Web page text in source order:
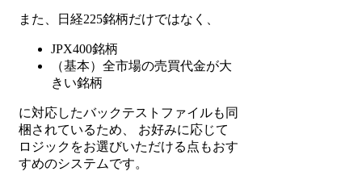
また、日経225銘柄だけではなく、
JPX400銘柄
（基本）全市場の売買代金が大
きい銘柄
に対応したバックテストファイルも同
梱されているため、 お好みに応じて
ロジックをお選びいただける点もおす
すめのシステムです。